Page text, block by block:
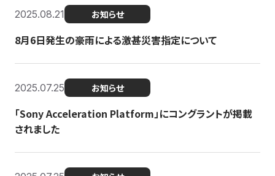
2025.08.21 お知らせ
8月6日発生の豪雨による激甚災害指定について
2025.07.25 お知らせ
「Sony Acceleration Platform」にコングラントが掲載
されました